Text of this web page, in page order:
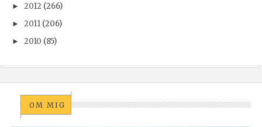
► 2012 (266)
► 2011 (206)
► 2010 (85)
OM MIG